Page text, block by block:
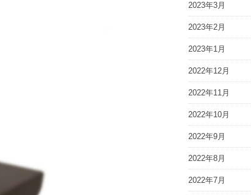
2023年3月
2023年2月
2023年1月
2022年12月
2022年11月
2022年10月
2022年9月
2022年8月
2022年7月